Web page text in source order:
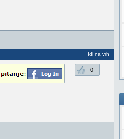
Idi na vrh
0